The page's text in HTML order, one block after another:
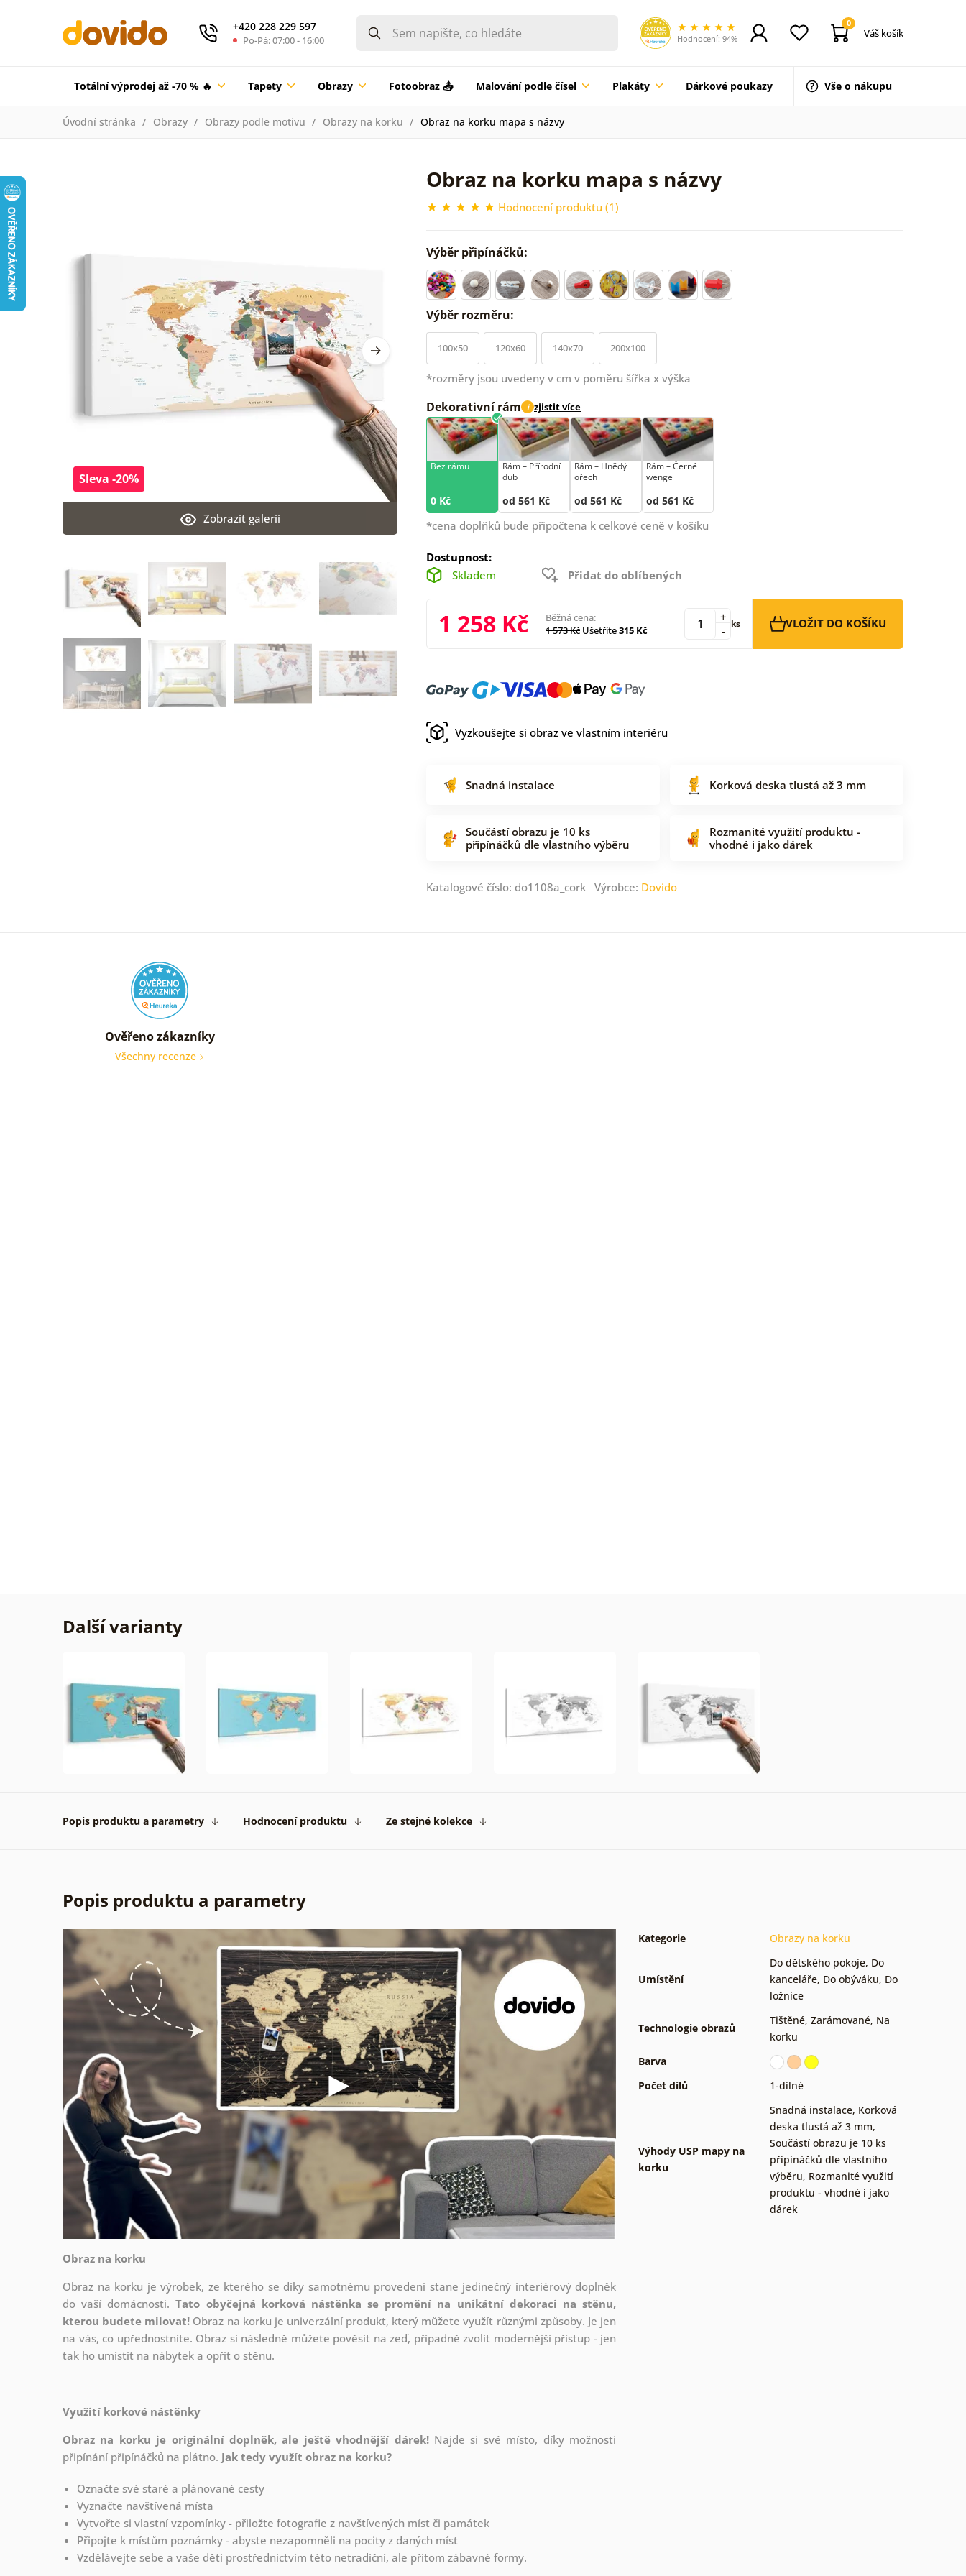
+420 228 229 597
Po-Pá: 07:00 - 16:00 Hodnocení: 94%
0
Váš košík
Totální výprodej až -70 % 🔥 Tapety Obrazy Fotoobraz 📤 Malování podle čísel Plakáty Dárkové poukazy Vše o nákupu
Úvodní stránka Obrazy Obrazy podle motivu Obrazy na korku Obraz na korku mapa s názvy
Obraz na korku mapa s názvy
Hodnocení produktu (1)
Zobrazit galerii
Sleva -20%
Výběr připínáčků:
Výběr rozměru:
100x50 120x60 140x70 200x100
*rozměry jsou uvedeny v cm v poměru šířka x výška
Dekorativní rám i zjistit více
Bez rámu
0 Kč
Rám –⁠⁠⁠⁠⁠⁠ Přírodní
dub
od 561 Kč
Rám –⁠⁠⁠⁠⁠⁠ Hnědý
ořech
od 561 Kč
Rám –⁠⁠⁠⁠⁠⁠ Černé
wenge
od 561 Kč
*cena doplňků bude připočtena k celkové ceně v košíku
Dostupnost:
Skladem
Přidat do oblíbených
1 258 Kč
Běžná cena:
1 573 Kč Ušetříte315 Kč -
+ ks VLOŽIT DO KOŠÍKU
Vyzkoušejte si obraz ve vlastním interiéru
Snadná instalace Korková deska tlustá až 3 mm
Součástí obrazu je 10 ks
připínáčků dle vlastního výběru
Rozmanité využití produktu -
vhodné i jako dárek
Katalogové číslo: do1108a_cork Výrobce: Dovido
Ověřeno zákazníky
Všechny recenze
Další varianty
Popis produktu a parametry Hodnocení produktu Ze stejné kolekce
Popis produktu a parametry
Obraz na korku
Obraz na korku je výrobek, ze kterého se díky samotnému provedení stane jedinečný interiérový doplněk
do vaší domácnosti.Tato obyčejná korková nástěnka se promění na unikátní dekoraci na stěnu,
kterou budete milovat! Obraz na korku je univerzální produkt, který můžete využít různými způsoby. Je jen
na vás, co upřednostníte. Obraz si následně můžete pověsit na zeď, případně zvolit modernější přístup - jen
tak ho umístit na nábytek a opřít o stěnu.
Využití korkové nástěnky
Obraz na korku je originální doplněk, ale ještě vhodnější dárek!Najde si své místo, díky možnosti
připínání připínáčků na plátno. Jak tedy využít obraz na korku?
Označte své staré a plánované cesty
Vyznačte navštívená místa
Vytvořte si vlastní vzpomínky - přiložte fotografie z navštívených míst či památek
Připojte k místům poznámky - abyste nezapomněli na pocity z daných míst
Vzdělávejte sebe a vaše děti prostřednictvím této netradiční, ale přitom zábavné formy.
Kategorie Obrazy na korku
Umístění
Do dětského pokoje, Do
kanceláře, Do obýváku, Do
ložnice
Technologie obrazů
Tištěné, Zarámované, Na
korku
Barva
Počet dílů
1-dílné
Výhody USP mapy na
korku
Snadná instalace, Korková
deska tlustá až 3 mm,
Součástí obrazu je 10 ks
připínáčků dle vlastního
výběru, Rozmanité využití
produktu - vhodné i jako
dárek